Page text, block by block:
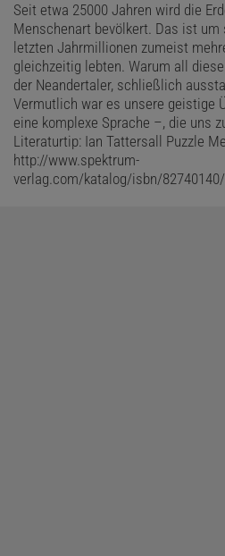
Seit etwa 25000 Jahren wird die
Menschenart bevölkert. Das ist
letzten Jahrmillionen zumeist
gleichzeitig lebten. Warum all
der Neandertaler, schließlich
Vermutlich war es unsere geistige
eine komplexe Sprache –, die uns
Literaturtip: Ian Tattersall Puzzle
http://www.spektrum-
verlag.com/katalog/isbn/